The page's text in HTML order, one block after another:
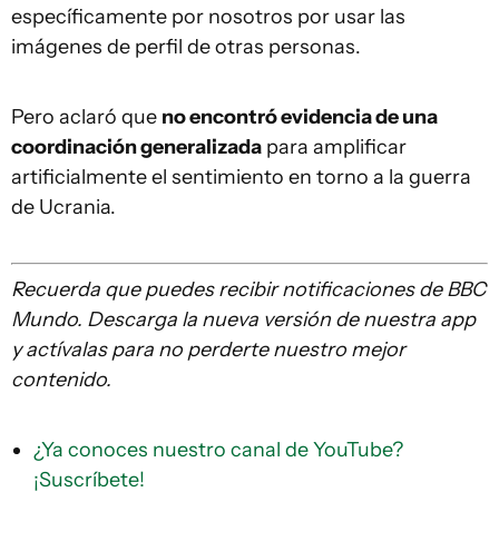
específicamente por nosotros por usar las
imágenes de perfil de otras personas.
Pero aclaró que no encontró evidencia de una
coordinación generalizada para amplificar
artificialmente el sentimiento en torno a la guerra
de Ucrania.
Recuerda quepuedes recibir notificaciones de BBC
Mundo. Descarga la nueva versión de nuestra app
y actívalas para no perderte nuestro mejor
contenido.
¿Ya conoces nuestro canal de YouTube?
¡Suscríbete!